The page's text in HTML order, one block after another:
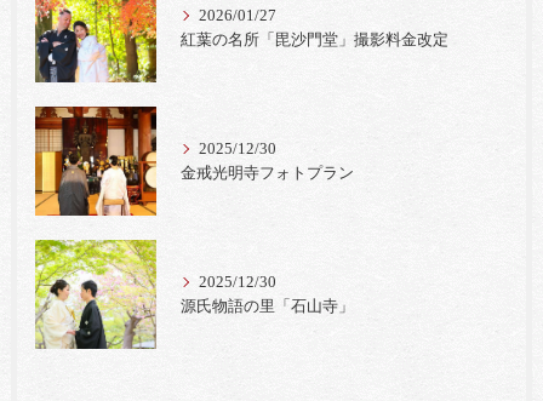
2026/01/27
紅葉の名所「毘沙門堂」撮影料金改定
2025/12/30
金戒光明寺フォトプラン
2025/12/30
源氏物語の里「石山寺」